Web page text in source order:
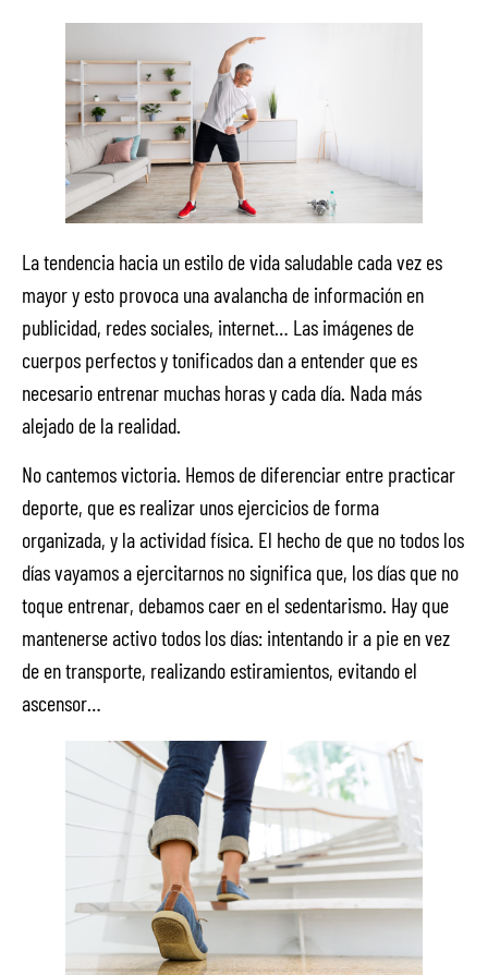
La tendencia hacia un estilo de vida saludable cada vez es
mayor y esto provoca una avalancha de información en
publicidad, redes sociales, internet… Las imágenes de
cuerpos perfectos y tonificados dan a entender que es
necesario entrenar muchas horas y cada día. Nada más
alejado de la realidad.
No cantemos victoria. Hemos de diferenciar entre practicar
deporte, que es realizar unos ejercicios de forma
organizada, y la actividad física. El hecho de que no todos los
días vayamos a ejercitarnos no significa que, los días que no
toque entrenar, debamos caer en el sedentarismo. Hay que
mantenerse activo todos los días: intentando ir a pie en vez
de en transporte, realizando estiramientos, evitando el
ascensor…